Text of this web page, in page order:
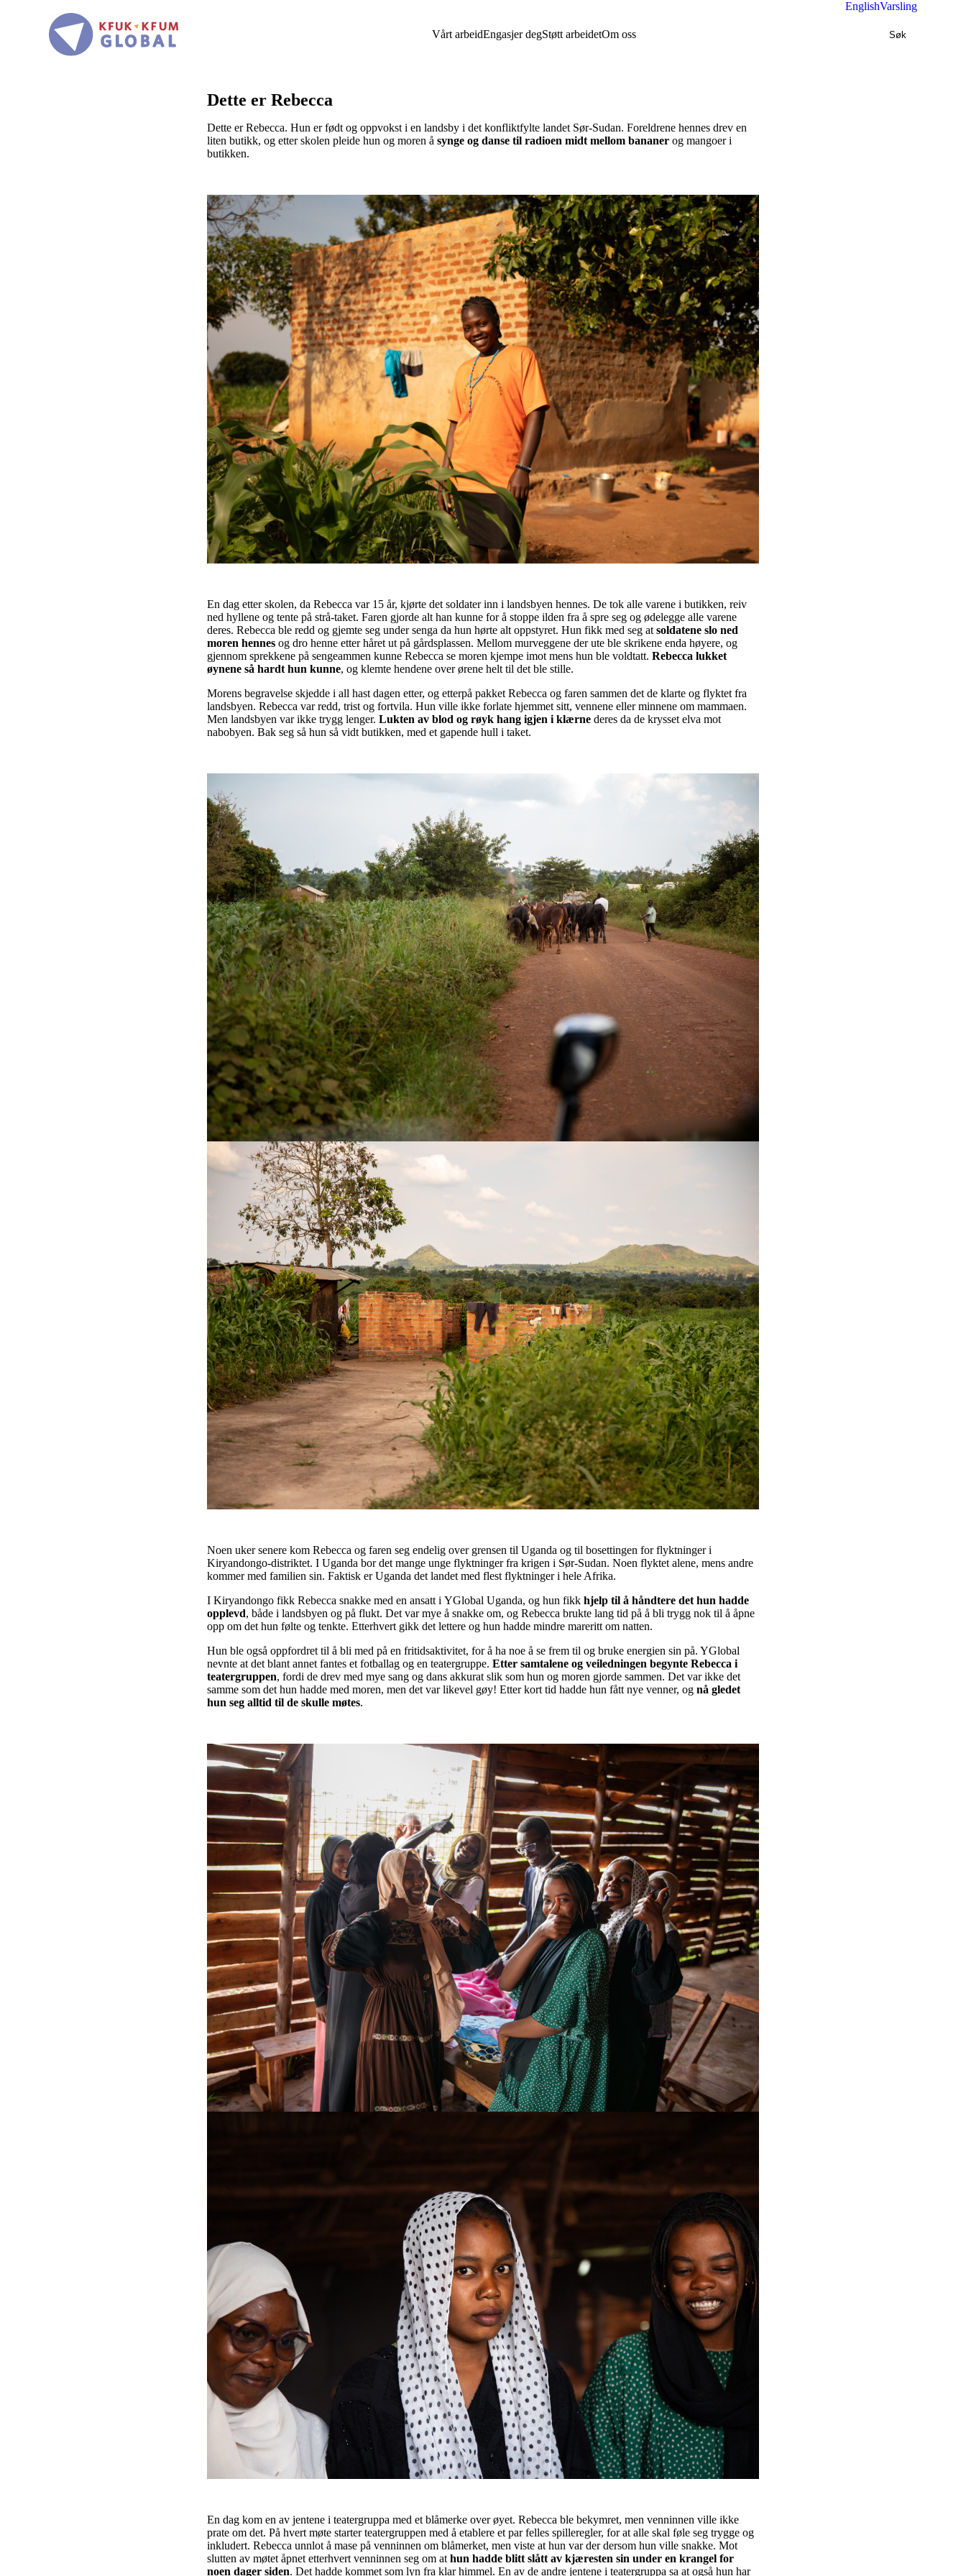
hovedinnhold
EnglishVarsling
Vårt arbeidEngasjer degStøtt arbeidetOm oss Søk
Dette er Rebecca
Dette er Rebecca. Hun er født og oppvokst i en landsby i det konfliktfylte landet Sør‑Sudan. Foreldrene hennes drev en
liten butikk, og etter skolen pleide hun og moren å synge og danse til radioen midt mellom bananer og mangoer i
butikken.
En dag etter skolen, da Rebecca var 15 år, kjørte det soldater inn i landsbyen hennes. De tok alle varene i butikken, reiv
ned hyllene og tente på strå-taket. Faren gjorde alt han kunne for å stoppe ilden fra å spre seg og ødelegge alle varene
deres. Rebecca ble redd og gjemte seg under senga da hun hørte alt oppstyret. Hun fikk med seg at soldatene slo ned
moren hennes og dro henne etter håret ut på gårdsplassen. Mellom murveggene der ute ble skrikene enda høyere, og
gjennom sprekkene på sengeammen kunne Rebecca se moren kjempe imot mens hun ble voldtatt. Rebecca lukket
øynene så hardt hun kunne, og klemte hendene over ørene helt til det ble stille.
Morens begravelse skjedde i all hast dagen etter, og etterpå pakket Rebecca og faren sammen det de klarte og flyktet fra
landsbyen. Rebecca var redd, trist og fortvila. Hun ville ikke forlate hjemmet sitt, vennene eller minnene om mammaen.
Men landsbyen var ikke trygg lenger. Lukten av blod og røyk hang igjen i klærne deres da de krysset elva mot
nabobyen. Bak seg så hun så vidt butikken, med et gapende hull i taket.
Noen uker senere kom Rebecca og faren seg endelig over grensen til Uganda og til bosettingen for flyktninger i
Kiryandongo-distriktet. I Uganda bor det mange unge flyktninger fra krigen i Sør-Sudan. Noen flyktet alene, mens andre
kommer med familien sin. Faktisk er Uganda det landet med flest flyktninger i hele Afrika.
I Kiryandongo fikk Rebecca snakke med en ansatt i YGlobal Uganda, og hun fikk hjelp til å håndtere det hun hadde
opplevd, både i landsbyen og på flukt. Det var mye å snakke om, og Rebecca brukte lang tid på å bli trygg nok til å åpne
opp om det hun følte og tenkte. Etterhvert gikk det lettere og hun hadde mindre mareritt om natten.
Hun ble også oppfordret til å bli med på en fritidsaktivitet, for å ha noe å se frem til og bruke energien sin på. YGlobal
nevnte at det blant annet fantes et fotballag og en teatergruppe. Etter samtalene og veiledningen begynte Rebecca i
teatergruppen, fordi de drev med mye sang og dans akkurat slik som hun og moren gjorde sammen. Det var ikke det
samme som det hun hadde med moren, men det var likevel gøy! Etter kort tid hadde hun fått nye venner, og nå gledet
hun seg alltid til de skulle møtes.
En dag kom en av jentene i teatergruppa med et blåmerke over øyet. Rebecca ble bekymret, men venninnen ville ikke
prate om det. På hvert møte starter teatergruppen med å etablere et par felles spilleregler, for at alle skal føle seg trygge og
inkludert. Rebecca unnlot å mase på venninnen om blåmerket, men viste at hun var der dersom hun ville snakke. Mot
slutten av møtet åpnet etterhvert venninnen seg om athun hadde blitt slått av kjæresten sin under en krangel for
noen dager siden. Det hadde kommet som lyn fra klar himmel. En av de andre jentene i teatergruppa sa at også hun har